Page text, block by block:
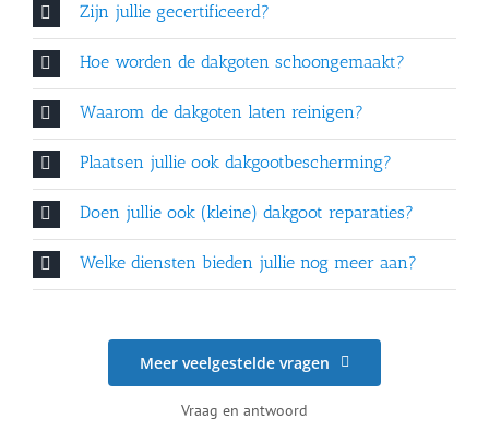
Zijn jullie gecertificeerd?
Hoe worden de dakgoten schoongemaakt?
Waarom de dakgoten laten reinigen?
Plaatsen jullie ook dakgootbescherming?
Doen jullie ook (kleine) dakgoot reparaties?
Welke diensten bieden jullie nog meer aan?
Meer veelgestelde vragen
Vraag en antwoord